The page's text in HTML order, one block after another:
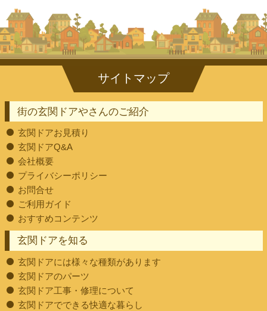
街の玄関ドアやさんのご紹介
玄関ドアお見積り
玄関ドアQ&A
会社概要
プライバシーポリシー
お問合せ
ご利用ガイド
おすすめコンテンツ
玄関ドアを知る
玄関ドアには様々な種類があります
玄関ドアのパーツ
玄関ドア工事・修理について
玄関ドアでできる快適な暮らし